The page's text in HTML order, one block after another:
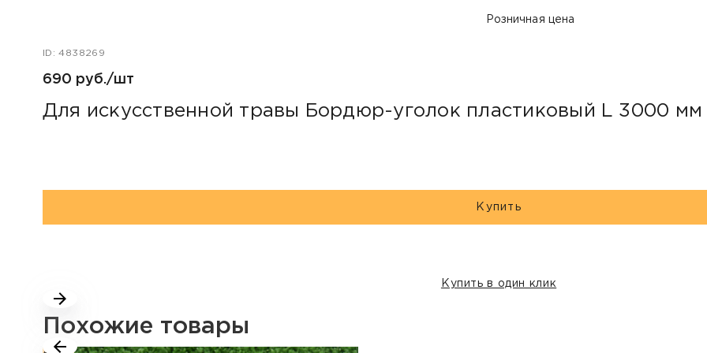
Розничная цена
ID: 4838269
690 руб./шт
Для искусственной травы Бордюр-уголок пластиковый L 3000
Купить
Купить в один клик
Похожие товары